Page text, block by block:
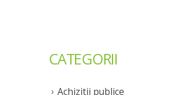
CATEGORII
Achizitii publice